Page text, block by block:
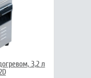
3,2 л